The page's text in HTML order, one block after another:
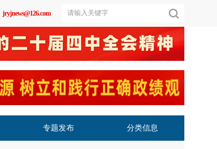
jryjnews@126.com
专题发布 分类信息